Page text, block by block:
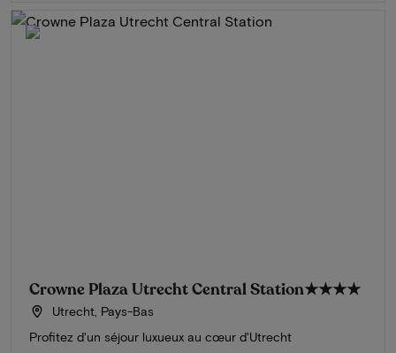
Crowne Plaza Utrecht Central Station★★★★
Utrecht, Pays-Bas
Profitez d'un séjour luxueux au cœur d'Utrecht